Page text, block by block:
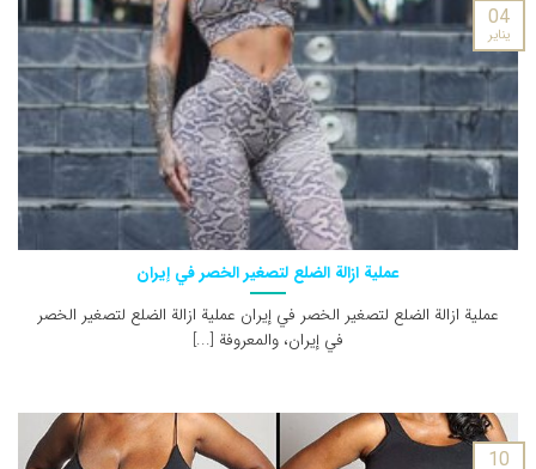
عملية ازالة الضلع لتصغير الخصر في إيران
عملية ازالة الضلع لتصغير الخصر في إيران عملية ازالة الضلع لتصغير الخصر
في إيران، والمعروفة [...]
04
يناير
10